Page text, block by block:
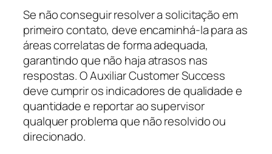
Se não conseguir resolver a solicitação em
primeiro contato, deve encaminhá-la para as
áreas correlatas de forma adequada,
garantindo que não haja atrasos nas
respostas. O Auxiliar Customer Success
deve cumprir os indicadores de qualidade e
quantidade e reportar ao supervisor
qualquer problema que não resolvido ou
direcionado.